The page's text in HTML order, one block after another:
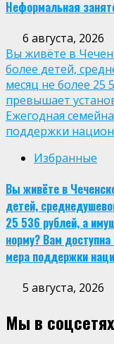
Неформальная
6 августа, 2026
Вы живёте в
более детей,
месяц не более 25
превышает
Ежегодная
поддержки
Избранные
Вы живёте в
детей,
25 536 рублей, а
норму? Вам
мера поддержки
5 августа, 2026
Мы в соцсетях